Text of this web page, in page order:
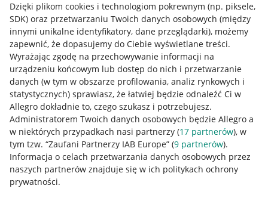
Dzięki plikom cookies i technologiom pokrewnym (np. piksele,
SDK) oraz przetwarzaniu Twoich danych osobowych (między
innymi unikalne identyfikatory, dane przeglądarki), możemy
zapewnić, że dopasujemy do Ciebie wyświetlane treści.
Wyrażając zgodę na przechowywanie informacji na
urządzeniu końcowym lub dostęp do nich i przetwarzanie
danych (w tym w obszarze profilowania, analiz rynkowych i
statystycznych) sprawiasz, że łatwiej będzie odnaleźć Ci w
Allegro dokładnie to, czego szukasz i potrzebujesz.
Administratorem Twoich danych osobowych będzie Allegro a
w niektórych przypadkach nasi partnerzy (17 partnerów), w
tym tzw. “Zaufani Partnerzy IAB Europe” (9 partnerów).
Informacja o celach przetwarzania danych osobowych przez
naszych partnerów znajduje się w ich politykach ochrony
prywatności.
Przydatne informacje
Jak to działa
Napisz do nas